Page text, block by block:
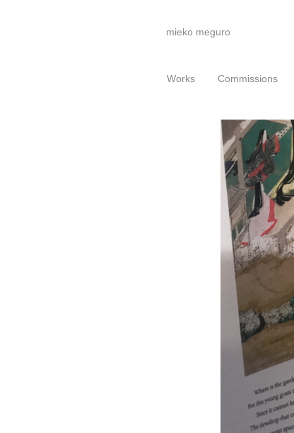
mieko meguro
Works Commissions